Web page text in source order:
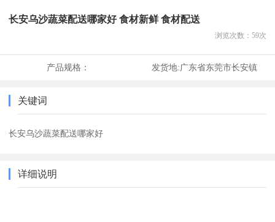
长安乌沙蔬菜配送哪家好 食材新鲜 食材配送
浏览次数： 59次
产品规格： 发货地:广东省东莞市长安镇
关键词
长安乌沙蔬菜配送哪家好
详细说明